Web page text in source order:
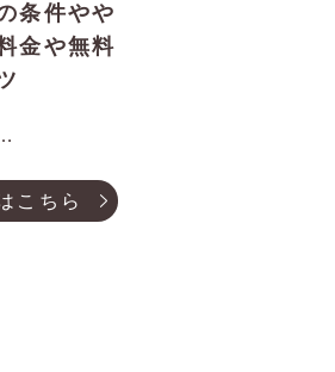
条件やや
金や無料
こちら